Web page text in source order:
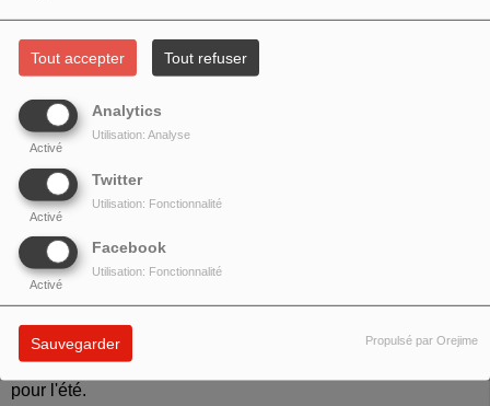
Tout accepter Tout refuser
Analytics
Activé
Utilisation: Analyse
Twitter
Activé
Utilisation: Fonctionnalité
Facebook
Activé
Utilisation: Fonctionnalité
Sauvegarder Propulsé par Orejime
Florence Raut Patrizia Moltenide LaTour
de babelet deFocus in
pour l'été.